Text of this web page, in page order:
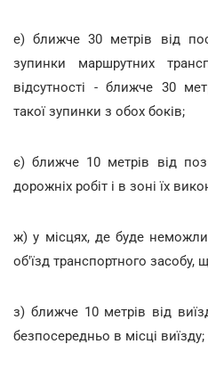
е) ближче 30 метрів від
зупинки маршрутних
відсутності - ближче 30
такої зупинки з обох боків;
є) ближче 10 метрів від
дорожніх робіт і в зоні їх
ж) у місцях, де буде
об'їзд транспортного засобу,
з) ближче 10 метрів від
безпосередньо в місці виїзду;